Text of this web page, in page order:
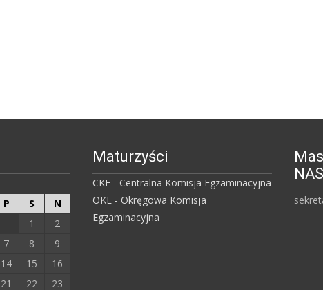
P S
N
1
2
7 8
9
14 15
16
21 22 23
Maturzyści
CKE - Centralna Komisja Egzaminacyjna
OKE - Okręgowa Komisja
Egzaminacyjna